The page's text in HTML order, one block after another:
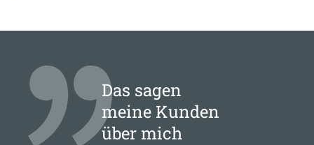
Das sagen
meine Kunden
über mich